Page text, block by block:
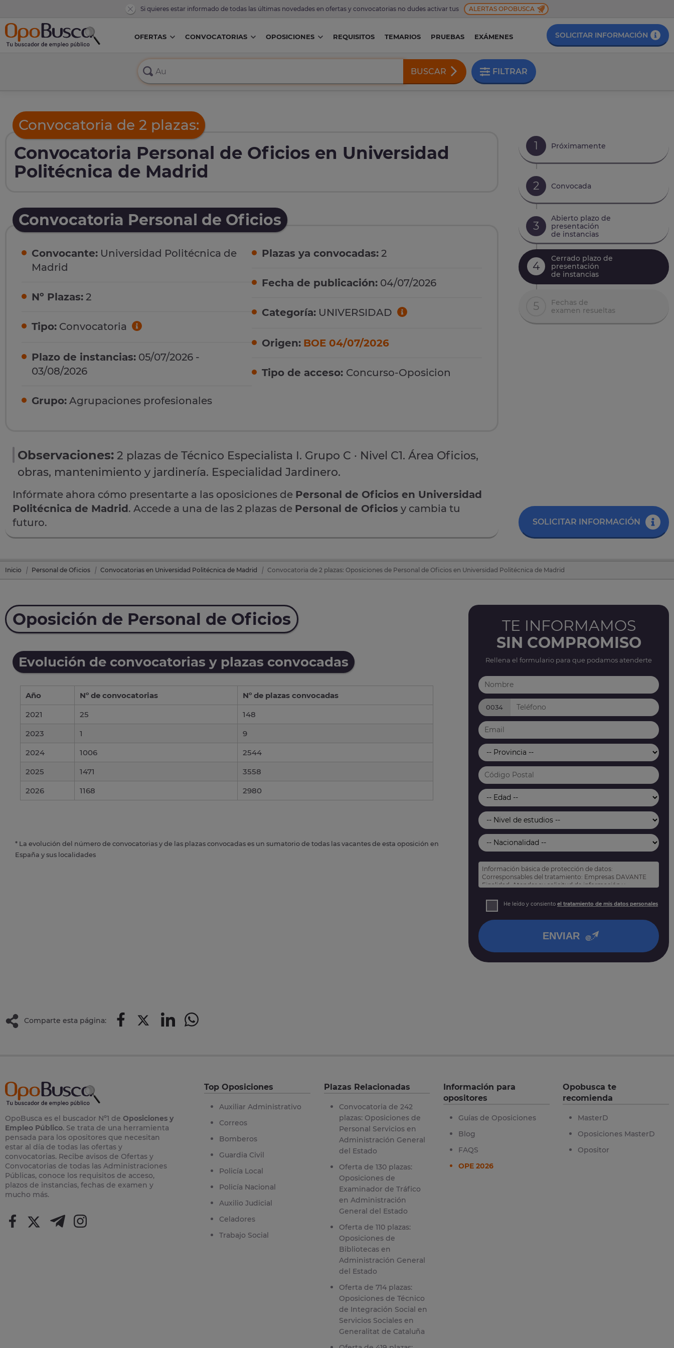
Si quieres estar informado de todas las últimas novedades en ofertas y convocatorias no dudes activar tus ALERTAS OPOBUSCA
OFERTAS CONVOCATORIAS OPOSICIONES REQUISITOS TEMARIOS PRUEBAS EXÁMENES SOLICITAR INFORMACIÓN
BUSCAR FILTRAR
Convocatoria de 2 plazas:
Convocatoria Personal de Oficios en Universidad
Politécnica de Madrid
Convocatoria Personal de Oficios
Convocante: Universidad Politécnica de
Madrid
Nº Plazas: 2
Tipo: Convocatoria
Plazo de instancias: 05/07/2026 -
03/08/2026
Grupo: Agrupaciones profesionales
Plazas ya convocadas: 2
Fecha de publicación: 04/07/2026
Categoría: UNIVERSIDAD
Origen: BOE 04/07/2026
Tipo de acceso: Concurso-Oposicion
Observaciones: 2 plazas de Técnico Especialista I. Grupo C · Nivel C1. Área Oficios,
obras, mantenimiento y jardinería. Especialidad Jardinero.
Infórmate ahora cómo presentarte a las oposiciones de Personal de Oficios en Universidad
Politécnica de Madrid. Accede a una de las 2 plazas de Personal de Oficios y cambia tu
futuro.
1 Próximamente
2 Convocada
3
Abierto plazo de
presentación
de instancias
4
Cerrado plazo de
presentación
de instancias
5
Fechas de
examen resueltas
SOLICITAR INFORMACIÓN
Inicio Personal de Oficios Convocatorias en Universidad Politécnica de Madrid Convocatoria de 2 plazas: Oposiciones de Personal de Oficios en Universidad Politécnica de Madrid
Oposición de Personal de Oficios
Evolución de convocatorias y plazas convocadas
Año Nº de convocatorias
Nº de plazas convocadas
2021
25
148
2023
1
9
2024
1006
2544
2025
1471
3558
2026
1168 2980
* La evolución del número de convocatorias y de las plazas convocadas es un sumatorio de todas las vacantes de esta oposición en
España y sus localidades
TE INFORMAMOS
SIN COMPROMISO
Rellena el formulario para que podamos atenderte
0034
Información básica de protección de datos:
Corresponsables del tratamiento: Empresas DAVANTE
Finalidad: Atender su solicitud de información y
Derechos: Puede acceder, rectificar y suprimir sus
datos, así como otros derechos tal y como se explica
He leído y consiento el tratamiento de mis datos personales
ENVIAR
Comparte esta página:
OpoBusca es el buscador Nº1 de Oposiciones y
Empleo Público. Se trata de una herramienta
pensada para los opositores que necesitan
estar al día de todas las ofertas y
convocatorias. Recibe avisos de Ofertas y
Convocatorias de todas las Administraciones
Públicas, conoce los requisitos de acceso,
plazos de instancias, fechas de examen y
mucho más.
Top Oposiciones
Auxiliar Administrativo
Correos
Bomberos
Guardia Civil
Policía Local
Policía Nacional
Auxilio Judicial
Celadores
Trabajo Social
Plazas Relacionadas
Convocatoria de 242
plazas: Oposiciones de
Personal Servicios en
Administración General
del Estado
Oferta de 130 plazas:
Oposiciones de
Examinador de Tráfico
en Administración
General del Estado
Oferta de 110 plazas:
Oposiciones de
Bibliotecas en
Administración General
del Estado
Oferta de 714 plazas:
Oposiciones de Técnico
de Integración Social en
Servicios Sociales en
Generalitat de Cataluña
Información para
opositores
Guías de Oposiciones
Blog
FAQS
OPE 2026
Opobusca te
recomienda
MasterD
Oposiciones MasterD
Opositor